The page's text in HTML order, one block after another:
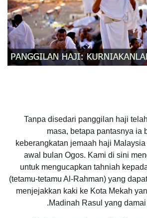
Tanpa disedari panggilan haji
masa, betapa pantasnya ia
keberangkatan jemaah haji
awal bulan Ogos. Kami di sini
untuk mengucapkan tahniah
(tetamu-tetamu Al-Rahman) yang
menjejakkan kaki ke Kota Mekah
Madinah Rasul yang